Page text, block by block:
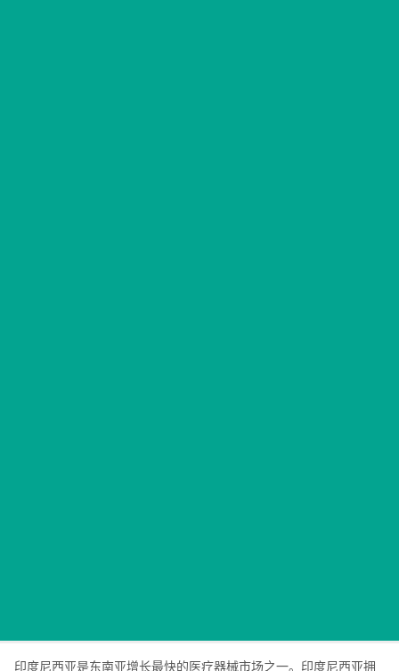
印度尼西亚是东南亚增长最快的医疗器械市场之一。印度尼西亚拥